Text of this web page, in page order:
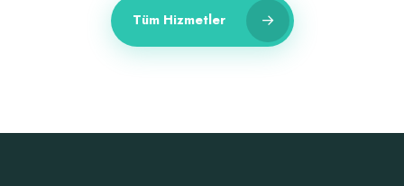
Tüm Hizmetler →